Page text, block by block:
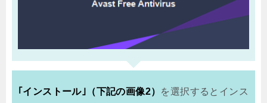
｢インストール｣（下記の画像2） を選択するとインス